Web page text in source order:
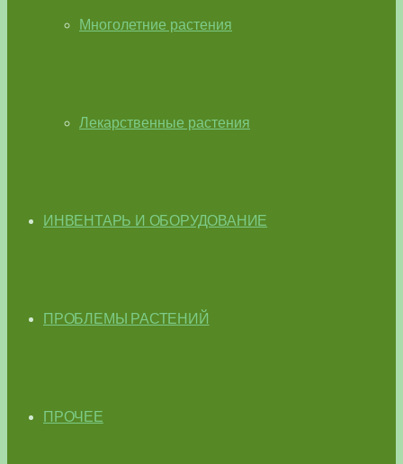
Многолетние растения
Лекарственные растения
ИНВЕНТАРЬ И ОБОРУДОВАНИЕ
ПРОБЛЕМЫ РАСТЕНИЙ
ПРОЧЕЕ